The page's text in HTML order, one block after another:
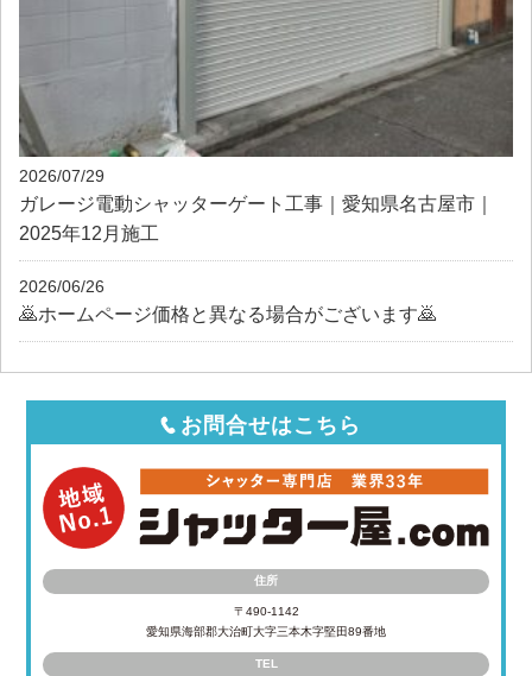
2026/07/29
ガレージ電動シャッターゲート工事｜愛知県名古屋市｜
2025年12月施工
2026/06/26
🙇ホームページ価格と異なる場合がございます🙇
お問合せはこちら
住所
〒490-1142
愛知県海部郡大治町大字三本木字堅田89番地
TEL